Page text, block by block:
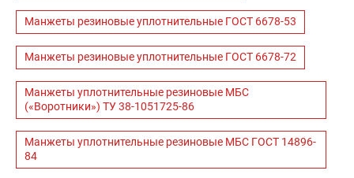
Манжеты резиновые уплотнительные ГОСТ 6678-53
Манжеты резиновые уплотнительные ГОСТ 6678-72
Манжеты уплотнительные резиновые МБС
(«Воротники») ТУ 38-1051725-86
Манжеты уплотнительные резиновые МБС ГОСТ 14896-
84